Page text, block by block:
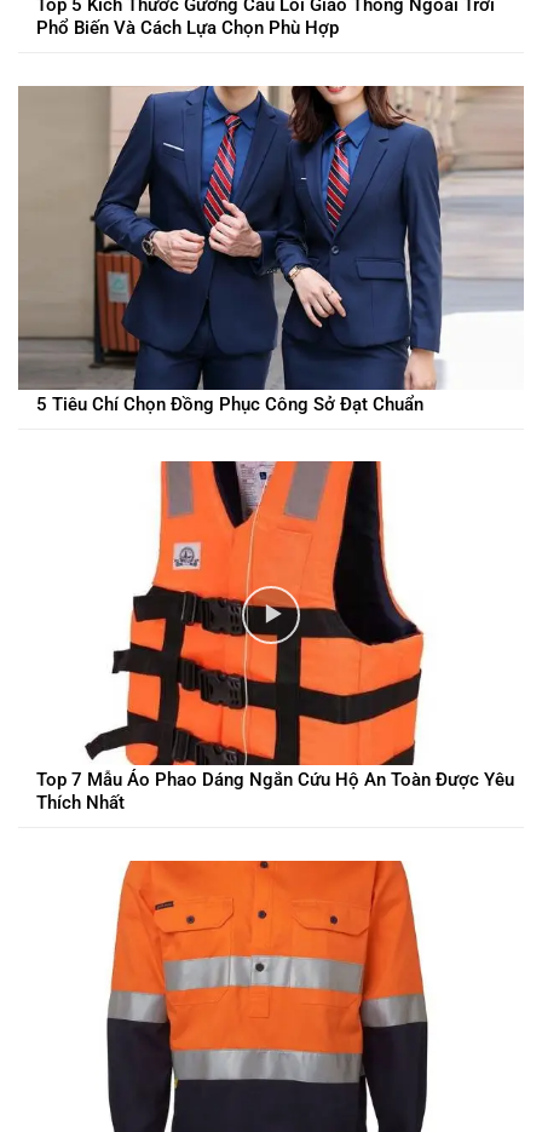
Top 5 Kích Thước Gương Cầu Lồi Giao Thông Ngoài Trời
Phổ Biến Và Cách Lựa Chọn Phù Hợp
5 Tiêu Chí Chọn Đồng Phục Công Sở Đạt Chuẩn
Top 7 Mẫu Áo Phao Dáng Ngắn Cứu Hộ An Toàn Được Yêu
Thích Nhất